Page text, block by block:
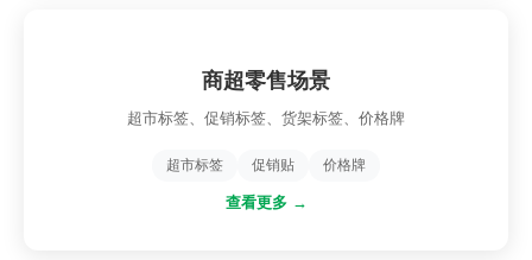
商超零售场景
超市标签、促销标签、货架标签、价格牌
超市标签 促销贴 价格牌
查看更多 →